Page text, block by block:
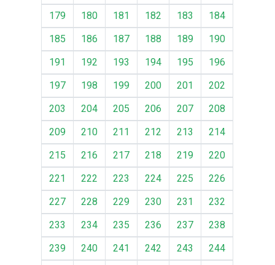
179
180 181 182 183
184
185
186 187 188 189
190
191
192 193 194 195
196
197
198 199 200 201
202
203
204 205 206 207
208
209
210 211 212 213
214
215
216 217 218 219
220
221
222 223 224 225
226
227
228 229 230 231
232
233
234 235 236 237
238
239
240 241 242 243
244